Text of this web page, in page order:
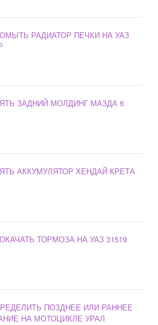
РАДИАТОР ПЕЧКИ НА УАЗ
ЗАДНИЙ МОЛДИНГ МАЗДА 6
АККУМУЛЯТОР ХЕНДАЙ КРЕТА
ТОРМОЗА НА УАЗ 31519
ПОЗДНЕЕ ИЛИ РАННЕЕ
НА МОТОЦИКЛЕ УРАЛ